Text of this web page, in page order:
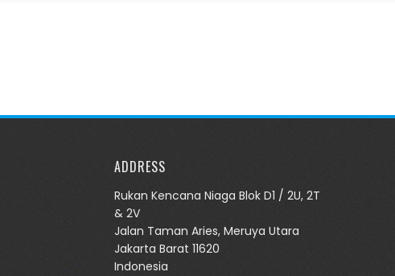
ADDRESS
Rukan Kencana Niaga Blok D1 / 2U, 2T
& 2V
Jalan Taman Aries, Meruya Utara
Jakarta Barat 11620
Indonesia